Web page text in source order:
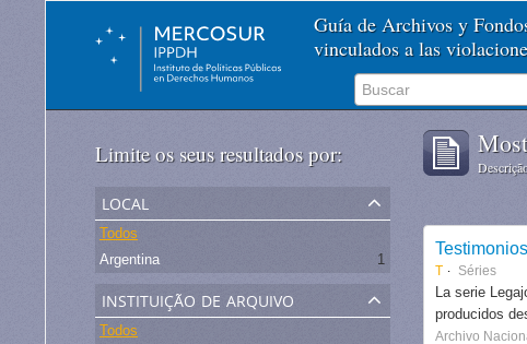
Guía de Archivos y
vinculados a las
Limite os seus resultados por:
local
Todos
Argentina
1
instituição de arquivo
Todos
T Séries
La serie
producidos
Archivo